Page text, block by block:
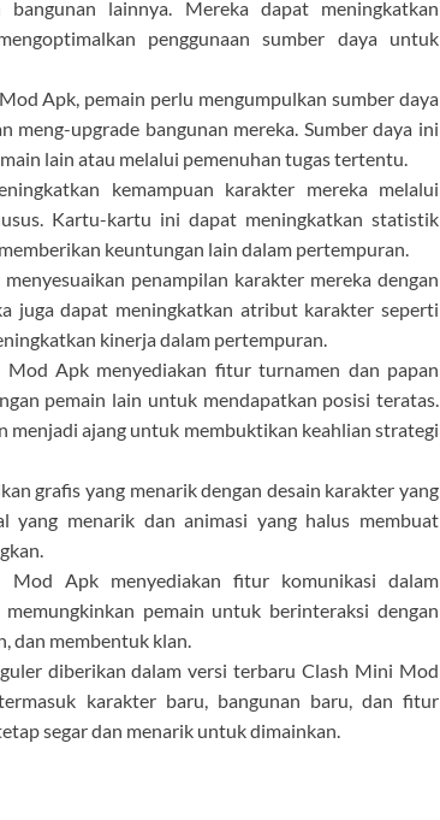
lainnya. Mereka dapat meningkatkan
penggunaan sumber daya untuk
Apk, pemain perlu mengumpulkan sumber daya
upgrade bangunan mereka. Sumber daya ini
lain atau melalui pemenuhan tugas tertentu.
kemampuan karakter mereka melalui
Kartu-kartu ini dapat meningkatkan statistik
keuntungan lain dalam pertempuran.
penampilan karakter mereka dengan
juga dapat meningkatkan atribut karakter seperti
kinerja dalam pertempuran.
Apk menyediakan fitur turnamen dan papan
pemain lain untuk mendapatkan posisi teratas.
menjadi ajang untuk membuktikan keahlian strategi
grafis yang menarik dengan desain karakter yang
yang menarik dan animasi yang halus membuat
Mod Apk menyediakan fitur komunikasi dalam
pemain untuk berinteraksi dengan
dan membentuk klan.
diberikan dalam versi terbaru Clash Mini Mod
karakter baru, bangunan baru, dan fitur
segar dan menarik untuk dimainkan.